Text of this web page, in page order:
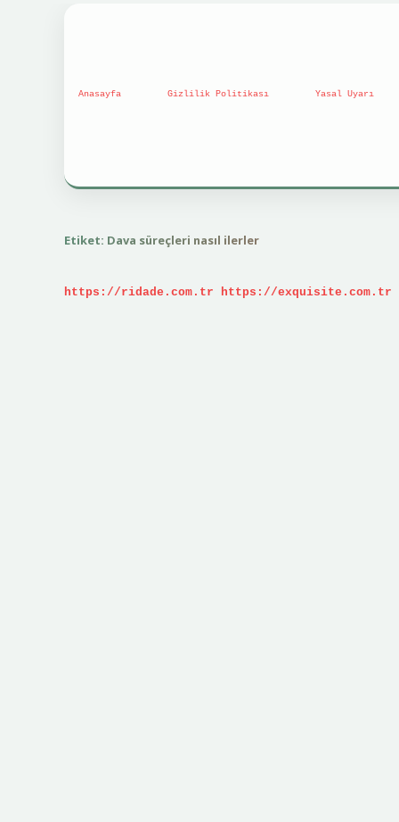
Anasayfa Gizlilik Politikası Yasal Uyarı
Etiket: Dava süreçleri nasıl ilerler
https://ridade.com.tr https://exquisite.com.tr